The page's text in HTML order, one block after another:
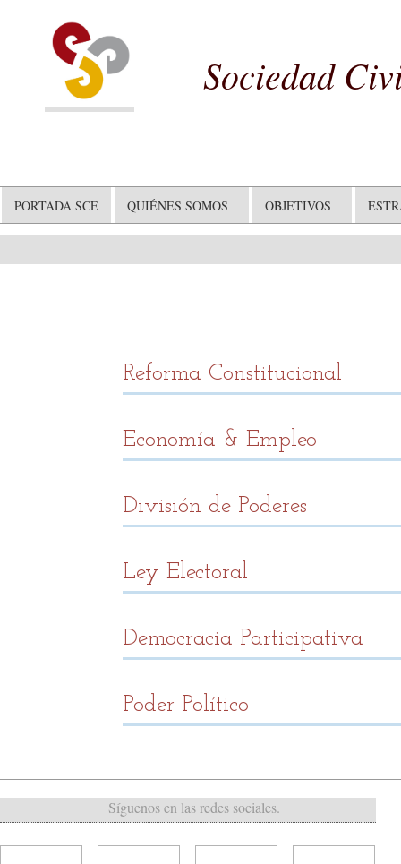
Sociedad
PORTADA SCE QUIÉNES SOMOS OBJETIVOS
Reforma Constitucional
Economía & Empleo
División de Poderes
Ley Electoral
Democracia Participativa
Poder Político
Síguenos en las redes sociales.